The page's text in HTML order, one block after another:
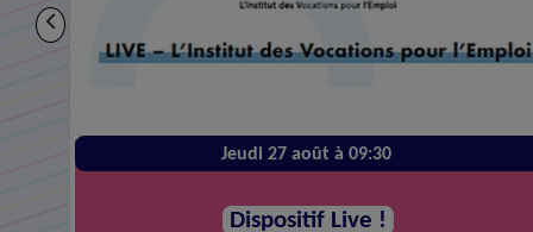
Jeudi 27 août à 09:30
Dispositif Live !